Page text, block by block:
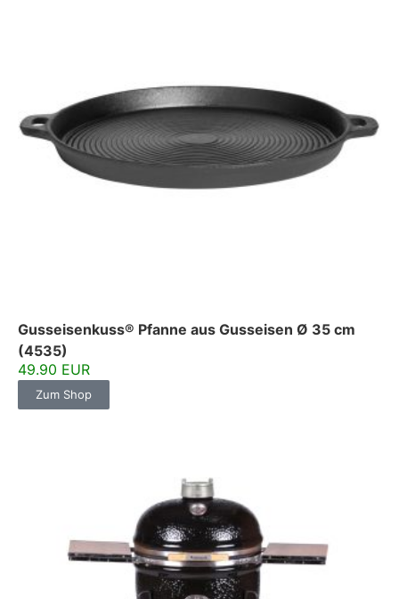
Gusseisenkuss® Pfanne aus Gusseisen Ø 35 cm
(4535)
49.90 EUR
Zum Shop